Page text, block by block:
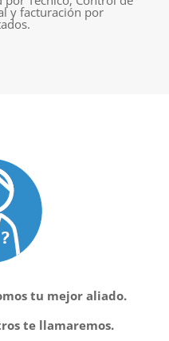
y facturación por
tu mejor aliado.
te llamaremos.